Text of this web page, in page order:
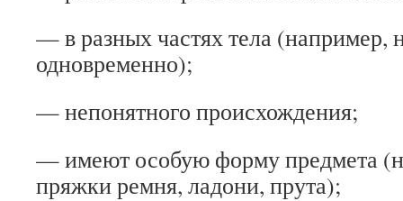
— в разных частях тела (например,
одновременно);
— непонятного происхождения;
— имеют особую форму предмета
пряжки ремня, ладони, прута);